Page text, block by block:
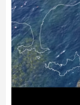
Interview de Michel
social et culturel du
NETWORKS